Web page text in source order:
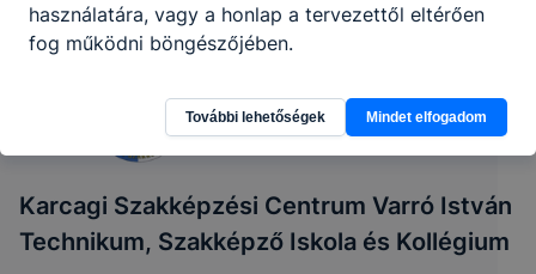
Karcagi Szakképzési Centrum Varró István
Technikum, Szakképző Iskola és Kollégium
használatára, vagy a honlap a tervezettől eltérően
fog működni böngészőjében.
További lehetőségek Mindet elfogadom